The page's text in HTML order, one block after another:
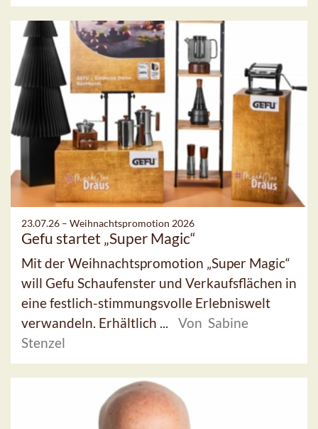
23.07.26 – Weihnachtspromotion 2026
Gefu startet „Super Magic“
Mit der Weihnachtspromotion „Super Magic“
will Gefu Schaufenster und Verkaufsflächen in
eine festlich-stimmungsvolle Erlebniswelt
verwandeln. Erhältlich ...
Von Sabine
Stenzel